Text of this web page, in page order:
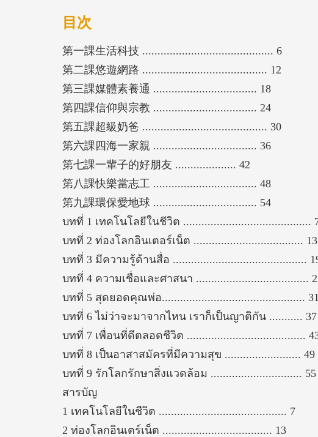
目次
第一課生活科技 ........................................... 6
第二課悠遊網路 ......................................... 12
第三課媒體素養通 .................................. 18
第四課信仰與宗教 .................................. 24
第五課超級奶爸 ......................................... 30
第六課四海一家親 .................................. 36
第七課一輩子的好朋友 .................... 42
第八課快樂當志工 .................................. 48
第九課環保愛地球 .................................. 54
บทที่ 1 เทคโนโลยีในชีวิต ..........................................
บทที่ 2 ท่องโลกอินเตอร์เน็ต .................................... 13
บทที่ 3 มีความรู้ด้านสื่อ ............................................
บทที่ 4 ความเชื่อและศาสนา .....................................
บทที่ 5 สุดยอดคุณพ่อ............................................... 31
บทที่ 6 ไม่ว่าจะมาจากไหน เราก็เป็นญาติกัน ........... 37
บทที่ 7 เพื่อนที่ดีตลอดชีวิต .......................................
บทที่ 8 เป็นอาสาสมัครที่มีความสุข ......................... 49
บทที่ 9 รักโลกรักษาสิ่งแวดล้อม .............................. 55
สารบัญ
1 เทคโนโลยีในชีวิต .......................................... 7
2 ท่องโลกอินเตร์เน็ต .................................... 13